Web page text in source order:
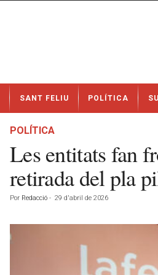
t
SANT FELIU POLÍTICA
POLÍTICA
Les entitats fan
retirada del pla
Por Redacció - 29 d'abril de 2026